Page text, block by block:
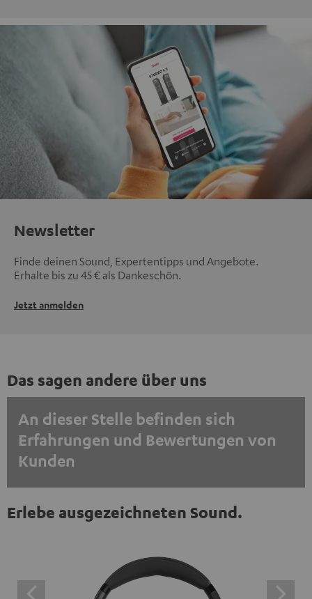
Newsletter
Finde deinen Sound, Expertentipps und Angebote.
Erhalte bis zu 45 € als Dankeschön.
Jetzt anmelden
Das sagen andere über uns
An dieser Stelle befinden sich
Erfahrungen und Bewertungen von
Kunden
Trustpilot‑Bewertungen sind externe Inhalte. Der
externe Inhalt kann hier mit nur einem Klick angezeigt
werden. Mit dem Anklicken des Inhalts wird zugestimmt,
Erlebe ausgezeichneten Sound.